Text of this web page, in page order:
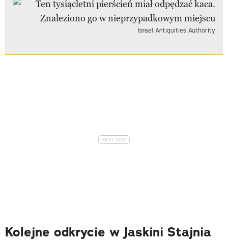
Israel Antiquities Authority
Kolejne odkrycie w Jaskini Stajnia